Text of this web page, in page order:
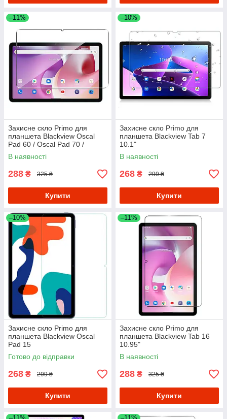
–11%
Захисне скло Primo для
планшета Blackview Oscal
Pad 60 / Oscal Pad 70 /
Blackview Tab 70
В наявності
288 ₴ 325 ₴
Купити
–10%
Захисне скло Primo для
планшета Blackview Tab 7
10.1"
В наявності
268 ₴ 299 ₴
Купити
–10%
Захисне скло Primo для
планшета Blackview Oscal
Pad 15
Готово до відправки
268 ₴ 299 ₴
Купити
–11%
Захисне скло Primo для
планшета Blackview Tab 16
10.95"
В наявності
288 ₴ 325 ₴
Купити